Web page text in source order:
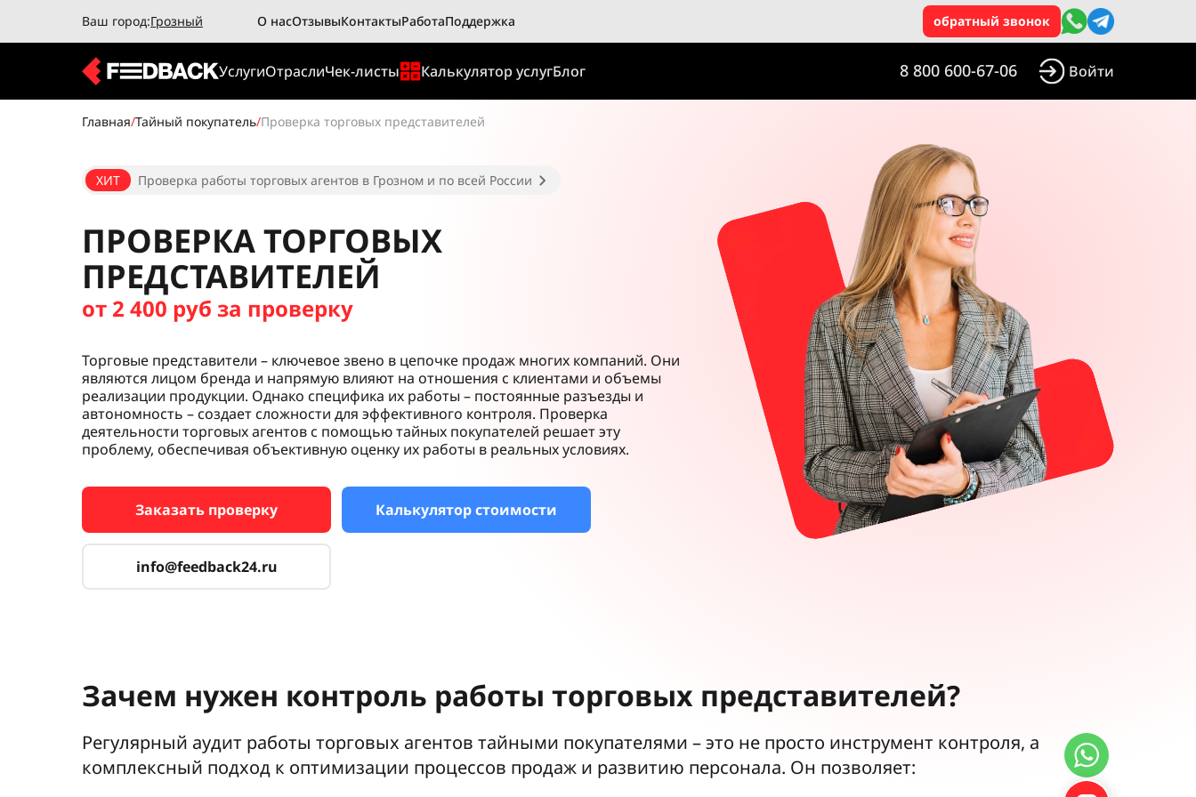
Ваш город:Грозный О насОтзывыКонтактыРаботаПоддержка обратный звонок
УслугиОтраслиЧек-листы Калькулятор услугБлог 8 800 600-67-06 Войти
Главная/Тайный покупатель/Проверка торговых представителей
ХИТ Проверка работы торговых агентов в Грозном и по всей России
ПРОВЕРКА ТОРГОВЫХ
ПРЕДСТАВИТЕЛЕЙ
от 2 400 руб за проверку
Торговые представители – ключевое звено в цепочке продаж многих компаний. Они
являются лицом бренда и напрямую влияют на отношения с клиентами и объемы
реализации продукции. Однако специфика их работы – постоянные разъезды и
автономность – создает сложности для эффективного контроля. Проверка
деятельности торговых агентов с помощью тайных покупателей решает эту
проблему, обеспечивая объективную оценку их работы в реальных условиях.
Заказать проверку Калькулятор стоимости
info@feedback24.ru
Зачем нужен контроль работы торговых представителей?
Регулярный аудит работы торговых агентов тайными покупателями – это не просто инструмент контроля, а
комплексный подход к оптимизации процессов продаж и развитию персонала. Он позволяет: